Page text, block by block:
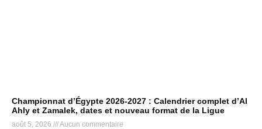
Championnat d’Égypte 2026-2027 : Calendrier complet d’Al
Ahly et Zamalek, dates et nouveau format de la Ligue
août 5, 2026 Aucun commentaire